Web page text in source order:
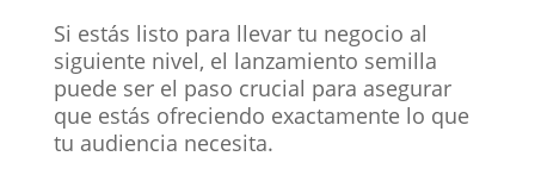
Si estás listo para llevar tu negocio al
siguiente nivel, el lanzamiento semilla
puede ser el paso crucial para asegurar
que estás ofreciendo exactamente lo que
tu audiencia necesita.